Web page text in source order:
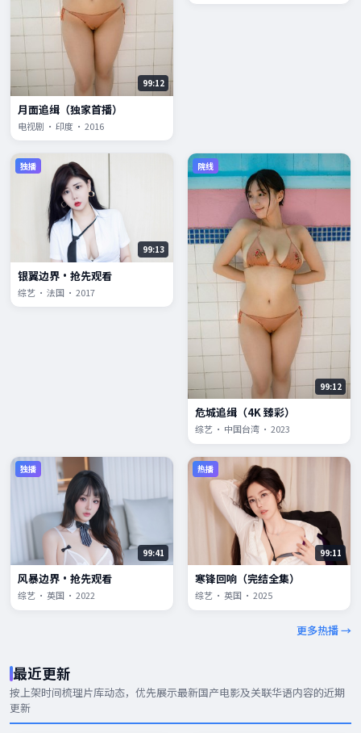
99:12
月面追缉（独家首播）
电视剧 · 印度 · 2016
独播
99:13
银翼边界·抢先观看
综艺 · 法国 · 2017
院线
99:12
危城追缉（4K 臻彩）
综艺 · 中国台湾 · 2023
独播
99:41
风暴边界·抢先观看
综艺 · 英国 · 2022
热播
99:11
寒锋回响（完结全集）
综艺 · 英国 · 2025
更多热播 →
最近更新
按上架时间梳理片库动态，优先展示最新国产电影及关联华语内容的近期
更新